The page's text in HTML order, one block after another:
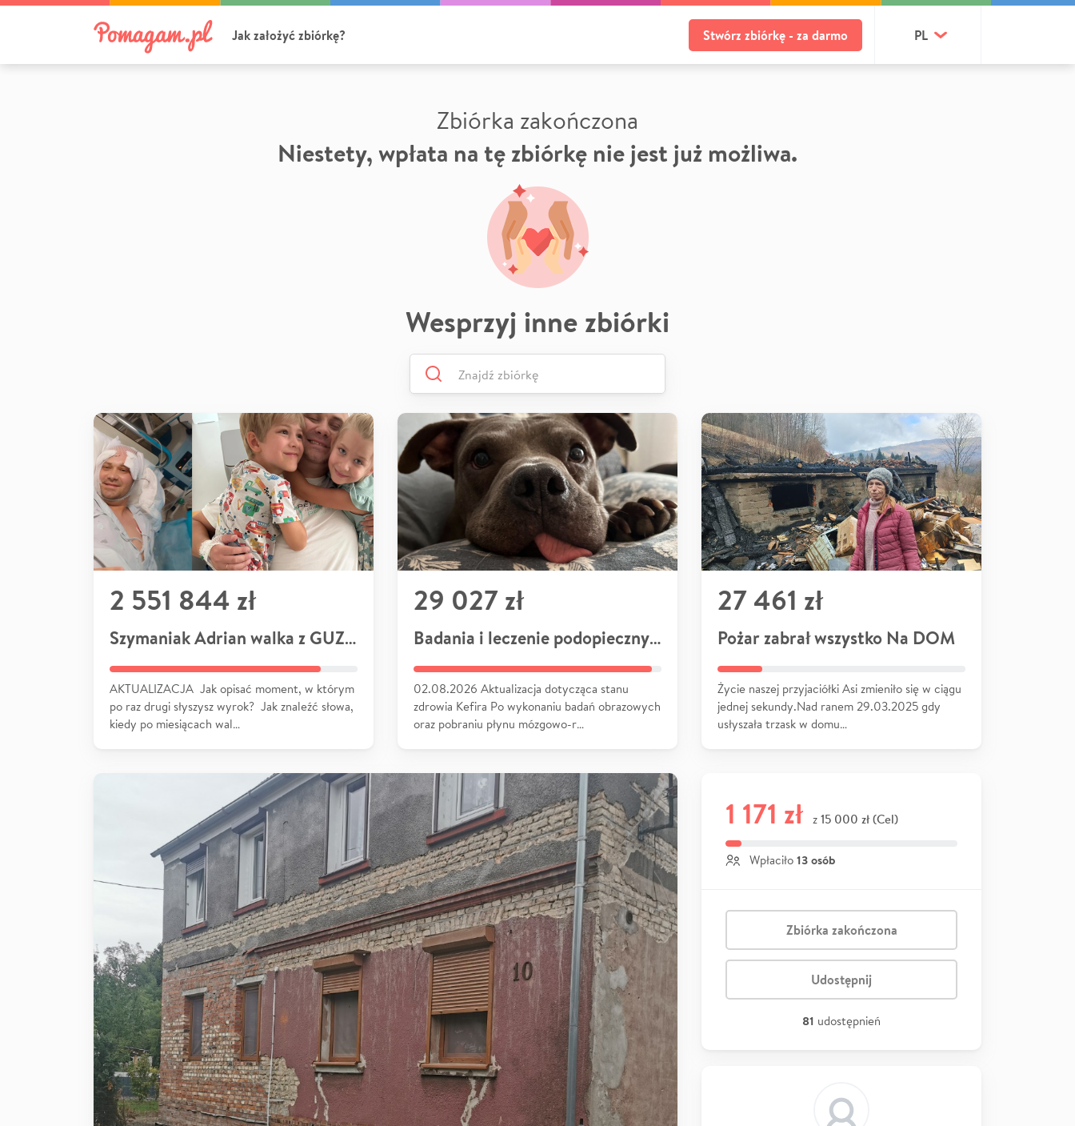
Jak założyć zbiórkę? Stwórz zbiórkę - za darmo PL
Zbiórka zakończona
Niestety, wpłata na tę zbiórkę nie jest już możliwa.
Wesprzyj inne zbiórki
2 551 844 zł
Szymaniak Adrian walka z GUZEM
AKTUALIZACJA Jak opisać moment, w którym
po raz drugi słyszysz wyrok? Jak znaleźć słowa,
kiedy po miesiącach wal…
29 027 zł
Badania i leczenie podopiecznych
02.08.2026 Aktualizacja dotycząca stanu
zdrowia Kefira Po wykonaniu badań obrazowych
oraz pobraniu płynu mózgowo-r…
27 461 zł
Pożar zabrał wszystko Na DOM
Życie naszej przyjaciółki Asi zmieniło się w ciągu
jednej sekundy.Nad ranem 29.03.2025 gdy
usłyszała trzask w domu…
1 171 zł z 15 000 zł (Cel)
Wpłaciło 13 osób
Zbiórka zakończona
Udostępnij
81 udostępnień